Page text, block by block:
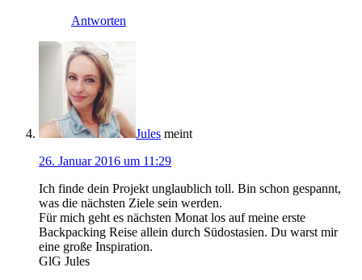
Antworten
Jules meint
26. Januar 2016 um 11:29
Ich finde dein Projekt unglaublich toll. Bin schon gespannt,
was die nächsten Ziele sein werden.
Für mich geht es nächsten Monat los auf meine erste
Backpacking Reise allein durch Südostasien. Du warst mir
eine große Inspiration.
GlG Jules